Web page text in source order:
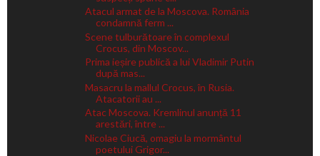
Atacul armat de la Moscova. România
condamnă ferm ...
Scene tulburătoare în complexul
Crocus, din Moscov...
Prima ieșire publică a lui Vladimir Putin
după mas...
Masacru la mallul Crocus, în Rusia.
Atacatorii au ...
Atac Moscova. Kremlinul anunță 11
arestări, între ...
Nicolae Ciucă, omagiu la mormântul
poetului Grigor...